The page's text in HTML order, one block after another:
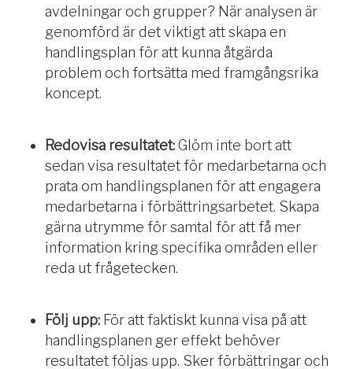
avdelningar och grupper? När analysen är
genomförd är det viktigt att skapa en
handlingsplan för att kunna åtgärda
problem och fortsätta med framgångsrika
koncept.
Redovisa resultatet:Glöm inte bort att
sedan visa resultatet för medarbetarna och
prata om handlingsplanen för att engagera
medarbetarna i förbättringsarbetet. Skapa
gärna utrymme för samtal för att få mer
information kring specifika områden eller
reda ut frågetecken.
Följ upp:För att faktiskt kunna visa på att
handlingsplanen ger effekt behöver
resultatet följas upp. Sker förbättringar och